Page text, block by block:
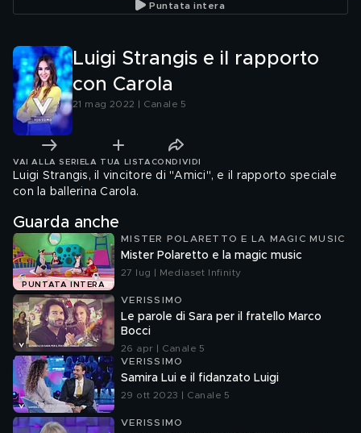
Puntata intera
Luigi Strangis e il rapporto
con Carola
21 mag 2022 | Canale 5
VAI ALLA SERIE LA TUA LISTA CONDIVIDI
Luigi Strangis, il vincitore di "Amici", e il rapporto speciale
con la ballerina Carola.
Guarda anche
PUNTATA INTERA
MISTER POLARETTO E LA MAGIC MUSIC
Mister Polaretto e la magic music
27 lug | Mediaset Infinity
VERISSIMO
Le parole di Sara per il fratello Marco
Bocci
26 apr | Canale 5
VERISSIMO
Samira Lui e il fidanzato Luigi
29 ott 2023 | Canale 5
VERISSIMO